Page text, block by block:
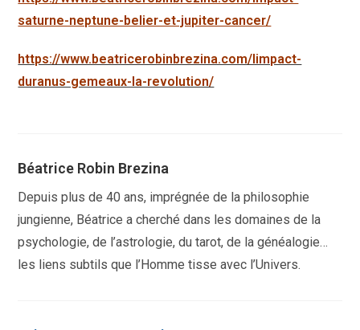
saturne-neptune-belier-et-jupiter-cancer/
https://www.beatricerobinbrezina.com/limpact-
duranus-gemeaux-la-revolution/
Béatrice Robin Brezina
Depuis plus de 40 ans, imprégnée de la philosophie
jungienne, Béatrice a cherché dans les domaines de la
psychologie, de l’astrologie, du tarot, de la généalogie…
les liens subtils que l’Homme tisse avec l’Univers.